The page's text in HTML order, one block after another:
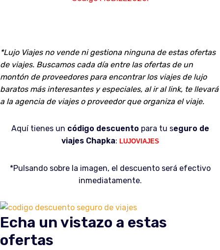
*Lujo Viajes no vende ni gestiona ninguna de estas ofertas
de viajes. Buscamos cada día entre las ofertas de un
montón de proveedores para encontrar los viajes de lujo
baratos más interesantes y especiales, al ir al link, te llevará
a la agencia de viajes o proveedor que organiza el viaje.
Aquí tienes un código descuento para tu seguro de
viajes Chapka: LUJOVIAJES
*Pulsando sobre la imagen, el descuento será efectivo
inmediatamente.
Echa un vistazo a estas
ofertas